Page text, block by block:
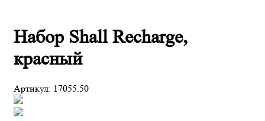
Набор Shall Recharge,
красный
Артикул: 17055.50